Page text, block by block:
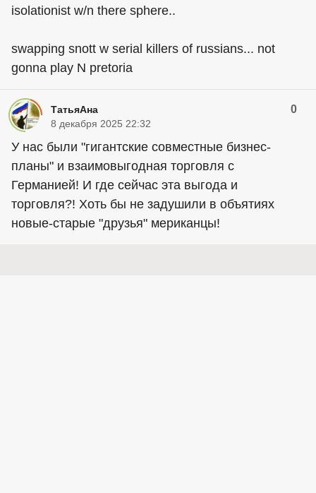
isolationist w/n there sphere..
swapping snott w serial killers of russians... not
gonna play N pretoria
ТатьяАна 0
8 декабря 2025 22:32
У нас были "гигантские совместные бизнес-
планы" и взаимовыгодная торговля с
Германией! И где сейчас эта выгода и
торговля?! Хоть бы не задушили в объятиях
новые-старые "друзья" мериканцы!